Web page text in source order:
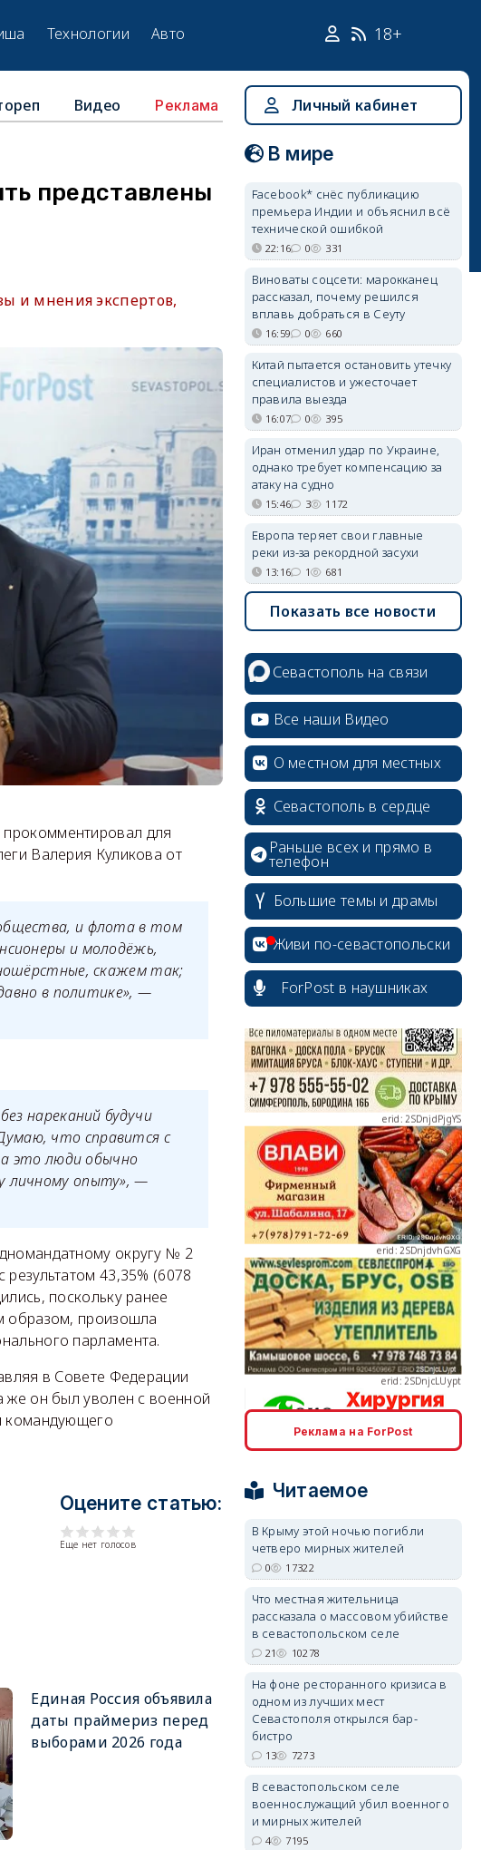
Технологии Авто 18+
Видео Реклама
представлены
и мнения экспертов,
для
Валерия Куликова от
и флота в том
и молодёжь,
скажем так;
в политике», —
нареканий будучи
что справится с
а это люди обычно
личному опыту», —
округу № 2
43,35% (6078
поскольку ранее
образом, произошла
парламента.
в Совете Федерации
же он был уволен с военной
командующего
Оцените статью:
Еще нет голосов
Единая Россия объявила
даты праймериз перед
выборами 2026 года
Личный кабинет
В мире
Facebook* снёс публикацию
премьера Индии и объяснил всё
технической ошибкой
22:16 0 331
Виноваты соцсети: марокканец
рассказал, почему решился
вплавь добраться в Сеуту
16:59 0 660
Китай пытается остановить утечку
специалистов и ужесточает
правила выезда
16:07 0 395
Иран отменил удар по Украине,
однако требует компенсацию за
атаку на судно
15:46 3 1172
Европа теряет свои главные
реки из-за рекордной засухи
13:16 1 681
Показать все новости
Севастополь на связи
Все наши Видео
О местном для местных
Севастополь в сердце
Раньше всех и прямо в
телефон
Большие темы и драмы
Живи по-севастопольски
ForPost в наушниках
erid: 2SDnjcrDNw6
erid: 2SDnjdPjgYS
erid: 2SDnjdvhGXG
erid: 2SDnjcLUypt
erid: 2SDnjcrDNw6
erid: 2SDnjdvhGXG
Реклама на ForPost
Читаемое
В Крыму этой ночью погибли
четверо мирных жителей
0 17322
Что местная жительница
рассказала о массовом убийстве
в севастопольском селе
21 10278
На фоне ресторанного кризиса в
одном из лучших мест
Севастополя открылся бар-
бистро
13 7273
В севастопольском селе
военнослужащий убил военного
и мирных жителей
4 7195